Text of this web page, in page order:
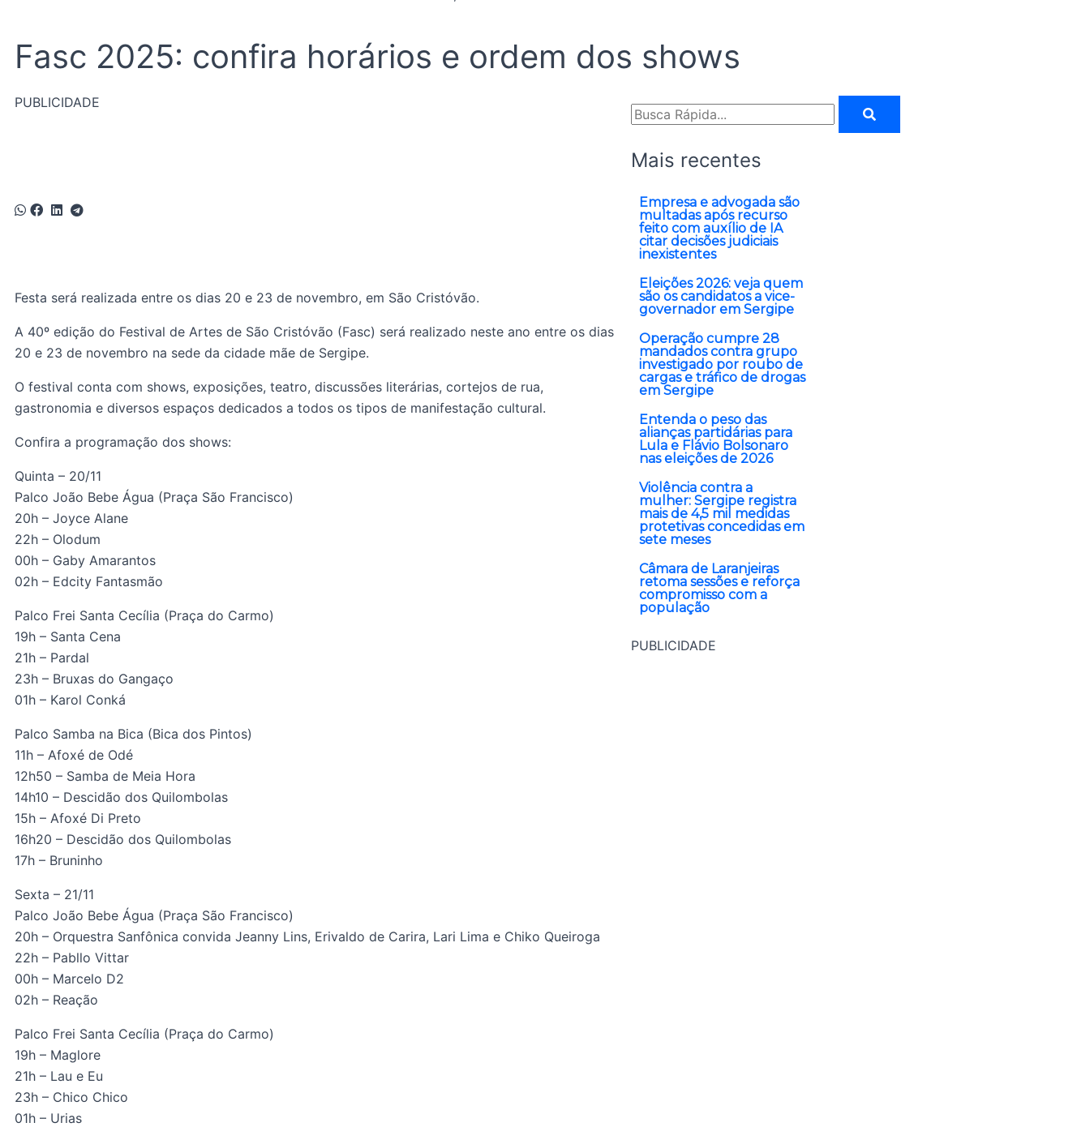
Fasc 2025: confira horários e ordem dos shows
PUBLICIDADE
Festa será realizada entre os dias 20 e 23 de novembro, em São Cristóvão.
A 40º edição do Festival de Artes de São Cristóvão (Fasc) será realizado neste ano entre os dias
20 e 23 de novembro na sede da cidade mãe de Sergipe.
O festival conta com shows, exposições, teatro, discussões literárias, cortejos de rua,
gastronomia e diversos espaços dedicados a todos os tipos de manifestação cultural.
Confira a programação dos shows:
Quinta – 20/11
Palco João Bebe Água (Praça São Francisco)
20h – Joyce Alane
22h – Olodum
00h – Gaby Amarantos
02h – Edcity Fantasmão
Palco Frei Santa Cecília (Praça do Carmo)
19h – Santa Cena
21h – Pardal
23h – Bruxas do Gangaço
01h – Karol Conká
Palco Samba na Bica (Bica dos Pintos)
11h – Afoxé de Odé
12h50 – Samba de Meia Hora
14h10 – Descidão dos Quilombolas
15h – Afoxé Di Preto
16h20 – Descidão dos Quilombolas
17h – Bruninho
Sexta – 21/11
Palco João Bebe Água (Praça São Francisco)
20h – Orquestra Sanfônica convida Jeanny Lins, Erivaldo de Carira, Lari Lima e Chiko Queiroga
22h – Pabllo Vittar
00h – Marcelo D2
02h – Reação
Palco Frei Santa Cecília (Praça do Carmo)
19h – Maglore
21h – Lau e Eu
23h – Chico Chico
01h – Urias
Pesquisar
Mais recentes
Empresa e advogada são
multadas após recurso
feito com auxílio de IA
citar decisões judiciais
inexistentes
Eleições 2026: veja quem
são os candidatos a vice-
governador em Sergipe
Operação cumpre 28
mandados contra grupo
investigado por roubo de
cargas e tráfico de drogas
em Sergipe
Entenda o peso das
alianças partidárias para
Lula e Flávio Bolsonaro
nas eleições de 2026
Violência contra a
mulher: Sergipe registra
mais de 4,5 mil medidas
protetivas concedidas em
sete meses
Câmara de Laranjeiras
retoma sessões e reforça
compromisso com a
população
PUBLICIDADE